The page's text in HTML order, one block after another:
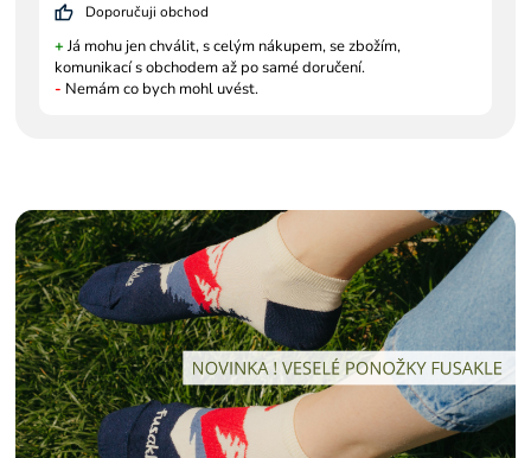
Doporučuji obchod
+ Já mohu jen chválit, s celým nákupem, se zbožím,
komunikací s obchodem až po samé doručení.
- Nemám co bych mohl uvést.